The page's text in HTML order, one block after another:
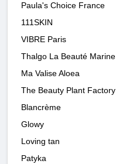
Paula's Choice France
111SKIN
VIBRE Paris
Thalgo La Beauté Marine
Ma Valise Aloea
The Beauty Plant Factory
Blancrème
Glowy
Loving tan
Patyka